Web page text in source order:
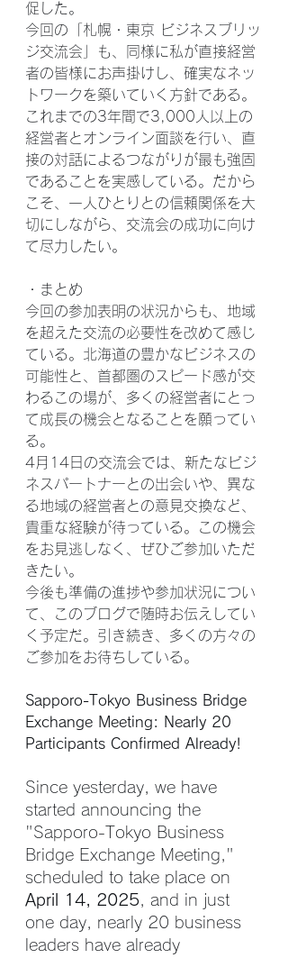
促した。
今回の「札幌・東京 ビジネスブリッ
ジ交流会」も、同様に私が直接経営
者の皆様にお声掛けし、確実なネッ
トワークを築いていく方針である。
これまでの3年間で3,000人以上の
経営者とオンライン面談を行い、直
接の対話によるつながりが最も強固
であることを実感している。だから
こそ、一人ひとりとの信頼関係を大
切にしながら、交流会の成功に向け
て尽力したい。
・まとめ
今回の参加表明の状況からも、地域
を超えた交流の必要性を改めて感じ
ている。北海道の豊かなビジネスの
可能性と、首都圏のスピード感が交
わるこの場が、多くの経営者にとっ
て成長の機会となることを願ってい
る。
4月14日の交流会では、新たなビジ
ネスパートナーとの出会いや、異な
る地域の経営者との意見交換など、
貴重な経験が待っている。この機会
をお見逃しなく、ぜひご参加いただ
きたい。
今後も準備の進捗や参加状況につい
て、このブログで随時お伝えしてい
く予定だ。引き続き、多くの方々の
ご参加をお待ちしている。
Sapporo-Tokyo Business Bridge
Exchange Meeting: Nearly 20
Participants Confirmed Already!
Since yesterday, we have
started announcing the
"Sapporo-Tokyo Business
Bridge Exchange Meeting,"
scheduled to take place on
April 14, 2025 , and in just
one day, nearly 20 business
leaders have already